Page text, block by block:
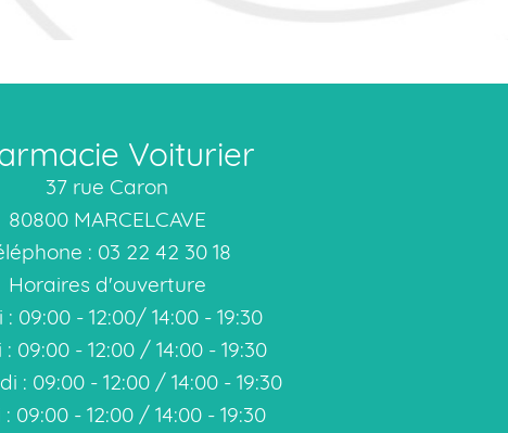
Voiturier
37 rue Caron
80800 MARCELCAVE
: 03 22 42 30 18
Horaires d'ouverture
: 09:00 - 12:00/ 14:00 - 19:30
09:00 - 12:00 / 14:00 - 19:30
: 09:00 - 12:00 / 14:00 - 19:30
09:00 - 12:00 / 14:00 - 19:30